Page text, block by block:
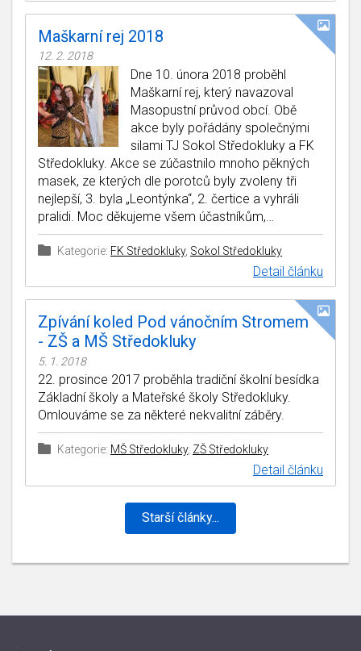
Maškarní rej 2018
12. 2. 2018
Dne 10. února 2018 proběhl
Maškarní rej, který navazoval
Masopustní průvod obcí. Obě
akce byly pořádány společnými
silami TJ Sokol Středokluky a FK
Středokluky. Akce se zúčastnilo mnoho pěkných
masek, ze kterých dle porotců byly zvoleny tři
nejlepší, 3. byla „Leontýnka“, 2. čertice a vyhráli
pralidi. Moc děkujeme všem účastníkům,…
Kategorie: FK Středokluky, Sokol Středokluky
Detail článku
Zpívání koled Pod vánočním Stromem
- ZŠ a MŠ Středokluky
5. 1. 2018
22. prosince 2017 proběhla tradiční školní besídka
Základní školy a Mateřské školy Středokluky.
Omlouváme se za některé nekvalitní záběry.
Kategorie: MŠ Středokluky, ZŠ Středokluky
Detail článku
Starší články...